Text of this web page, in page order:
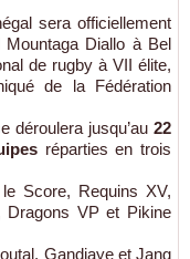
sera officiellement
Diallo à Bel
de rugby à VII élite,
de la Fédération
déroulera jusqu’au 22
réparties en trois
Score, Requins XV,
Dragons VP et Pikine
Gandiaye et Jang